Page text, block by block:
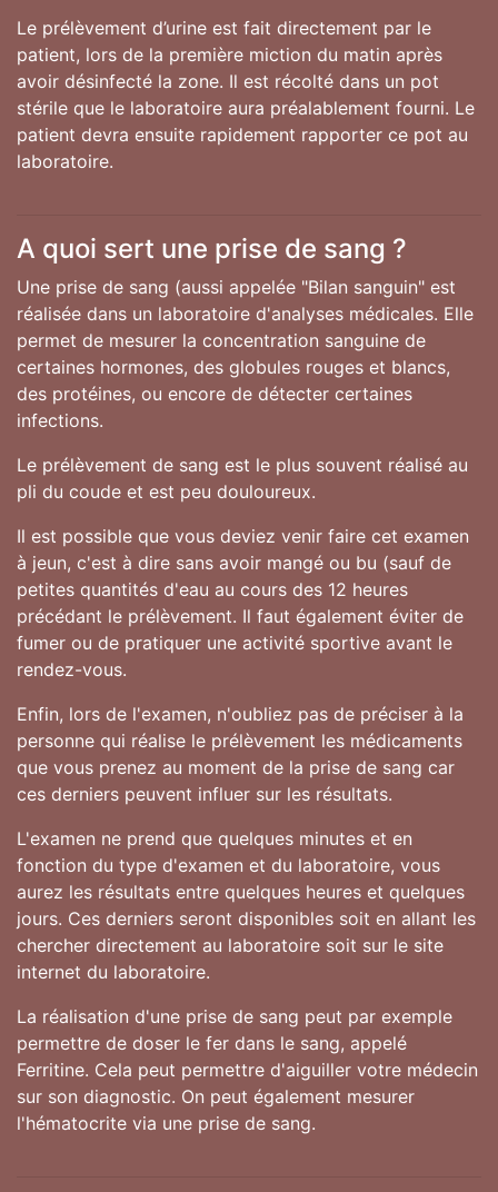
Le prélèvement d’urine est fait directement par le
patient, lors de la première miction du matin après
avoir désinfecté la zone. Il est récolté dans un pot
stérile que le laboratoire aura préalablement fourni. Le
patient devra ensuite rapidement rapporter ce pot au
laboratoire.
A quoi sert une prise de sang ?
Une prise de sang (aussi appelée "Bilan sanguin" est
réalisée dans un laboratoire d'analyses médicales. Elle
permet de mesurer la concentration sanguine de
certaines hormones, des globules rouges et blancs,
des protéines, ou encore de détecter certaines
infections.
Le prélèvement de sang est le plus souvent réalisé au
pli du coude et est peu douloureux.
Il est possible que vous deviez venir faire cet examen
à jeun, c'est à dire sans avoir mangé ou bu (sauf de
petites quantités d'eau au cours des 12 heures
précédant le prélèvement. Il faut également éviter de
fumer ou de pratiquer une activité sportive avant le
rendez-vous.
Enfin, lors de l'examen, n'oubliez pas de préciser à la
personne qui réalise le prélèvement les médicaments
que vous prenez au moment de la prise de sang car
ces derniers peuvent influer sur les résultats.
L'examen ne prend que quelques minutes et en
fonction du type d'examen et du laboratoire, vous
aurez les résultats entre quelques heures et quelques
jours. Ces derniers seront disponibles soit en allant les
chercher directement au laboratoire soit sur le site
internet du laboratoire.
La réalisation d'une prise de sang peut par exemple
permettre de doser le fer dans le sang, appelé
Ferritine. Cela peut permettre d'aiguiller votre médecin
sur son diagnostic. On peut également mesurer
l'hématocrite via une prise de sang.